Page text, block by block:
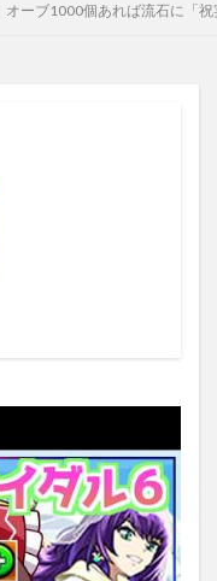
オーブ1000個あれば流石に「